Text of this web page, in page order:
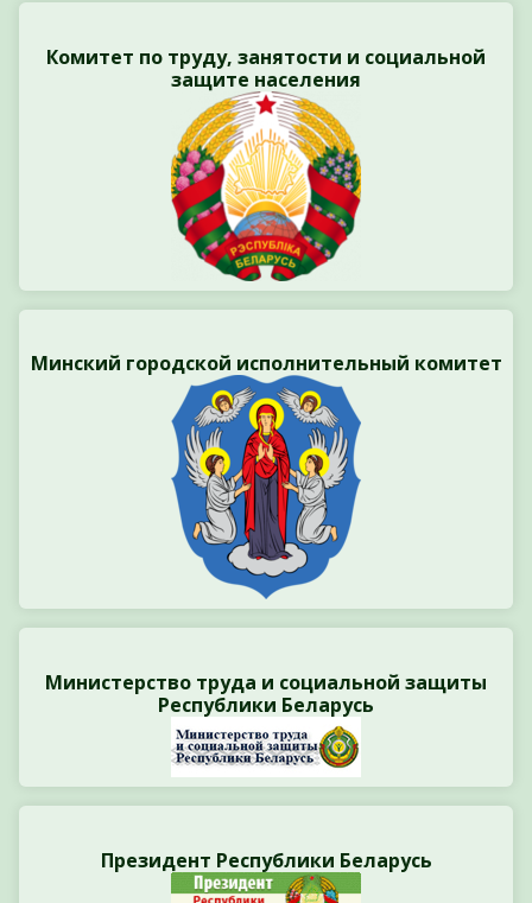
Комитет по труду, занятости и социальной
защите населения
Минский городской исполнительный комитет
Министерство труда и социальной защиты
Республики Беларусь
Президент Республики Беларусь